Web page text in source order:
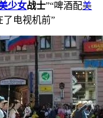
少女战士”“啤酒配美
了电视机前”